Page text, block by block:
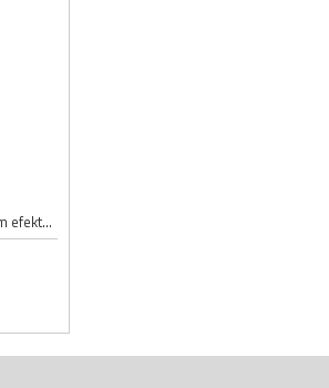
Tester dioda: Zener diode, diode sa lavinskim efektom, VDRs, TVSs, LED...; Opseg napona zener dioda: 0V - 50V; Nominalna jačina struje: 2mA, 5mA, 10mA, 15mA; Tačnost struje: ± 1 % ± 0.2 mA; Tačnost napona zener dioda: ± 1% ± 40 mV;...